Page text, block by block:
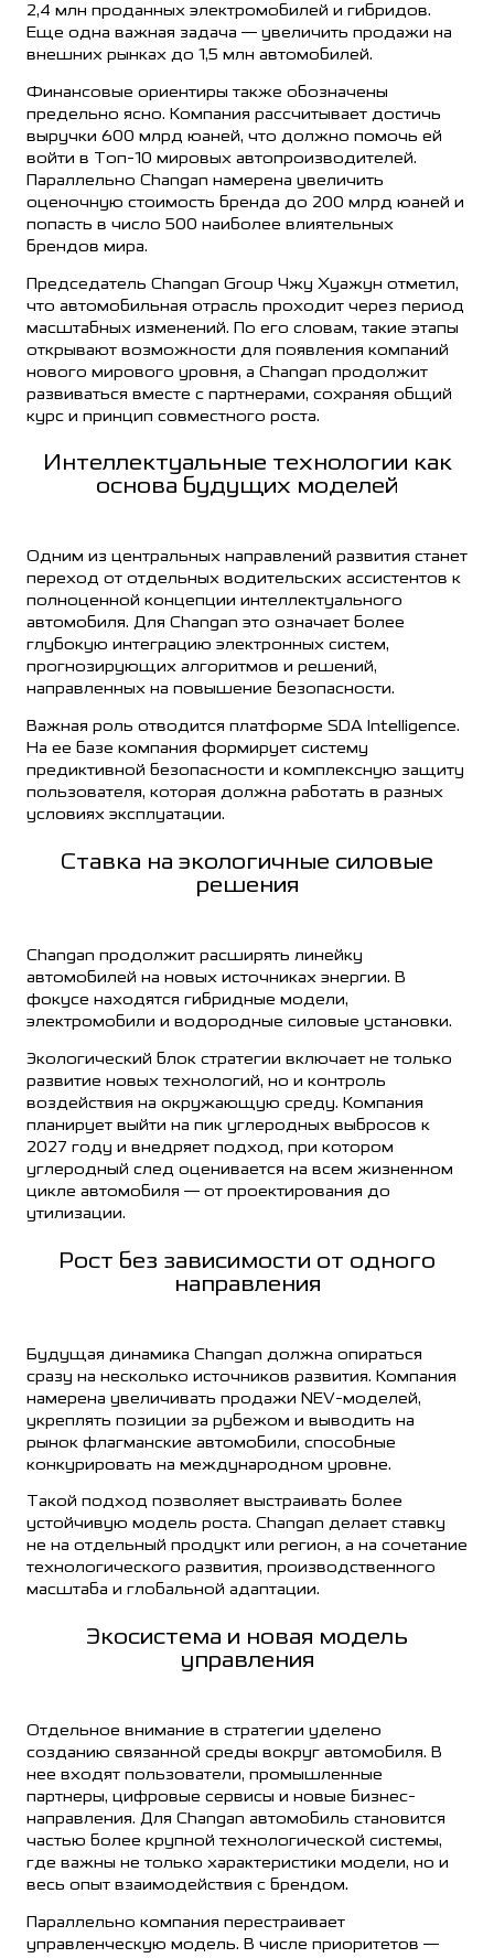
2,4 млн проданных электромобилей и гибридов.
Еще одна важная задача — увеличить продажи на
внешних рынках до 1,5 млн автомобилей.
Финансовые ориентиры также обозначены
предельно ясно. Компания рассчитывает достичь
выручки 600 млрд юаней, что должно помочь ей
войти в Топ-10 мировых автопроизводителей.
Параллельно Changan намерена увеличить
оценочную стоимость бренда до 200 млрд юаней и
попасть в число 500 наиболее влиятельных
брендов мира.
Председатель Changan Group Чжу Хуажун отметил,
что автомобильная отрасль проходит через период
масштабных изменений. По его словам, такие этапы
открывают возможности для появления компаний
нового мирового уровня, а Changan продолжит
развиваться вместе с партнерами, сохраняя общий
курс и принцип совместного роста.
Интеллектуальные технологии как
основа будущих моделей
Одним из центральных направлений развития станет
переход от отдельных водительских ассистентов к
полноценной концепции интеллектуального
автомобиля. Для Changan это означает более
глубокую интеграцию электронных систем,
прогнозирующих алгоритмов и решений,
направленных на повышение безопасности.
Важная роль отводится платформе SDA Intelligence.
На ее базе компания формирует систему
предиктивной безопасности и комплексную защиту
пользователя, которая должна работать в разных
условиях эксплуатации.
Ставка на экологичные силовые
решения
Changan продолжит расширять линейку
автомобилей на новых источниках энергии. В
фокусе находятся гибридные модели,
электромобили и водородные силовые установки.
Экологический блок стратегии включает не только
развитие новых технологий, но и контроль
воздействия на окружающую среду. Компания
планирует выйти на пик углеродных выбросов к
2027 году и внедряет подход, при котором
углеродный след оценивается на всем жизненном
цикле автомобиля — от проектирования до
утилизации.
Рост без зависимости от одного
направления
Будущая динамика Changan должна опираться
сразу на несколько источников развития. Компания
намерена увеличивать продажи NEV-моделей,
укреплять позиции за рубежом и выводить на
рынок флагманские автомобили, способные
конкурировать на международном уровне.
Такой подход позволяет выстраивать более
устойчивую модель роста. Changan делает ставку
не на отдельный продукт или регион, а на сочетание
технологического развития, производственного
масштаба и глобальной адаптации.
Экосистема и новая модель
управления
Отдельное внимание в стратегии уделено
созданию связанной среды вокруг автомобиля. В
нее входят пользователи, промышленные
партнеры, цифровые сервисы и новые бизнес-
направления. Для Changan автомобиль становится
частью более крупной технологической системы,
где важны не только характеристики модели, но и
весь опыт взаимодействия с брендом.
Параллельно компания перестраивает
управленческую модель. В числе приоритетов —